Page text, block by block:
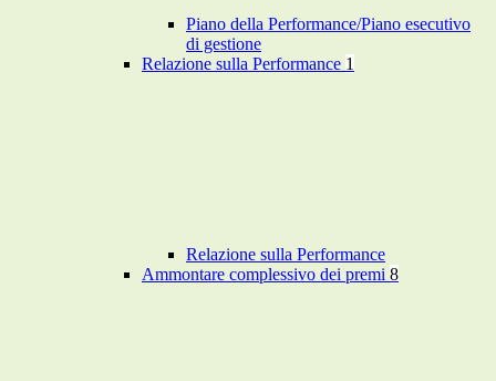
Piano della Performance/Piano esecutivo
di gestione
Relazione sulla Performance 1
Relazione sulla Performance
Ammontare complessivo dei premi 8